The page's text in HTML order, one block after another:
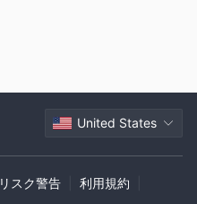
United States
リスク警告 利用規約